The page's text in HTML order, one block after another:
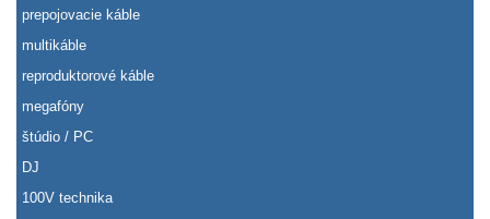
prepojovacie káble
multikáble
reproduktorové káble
megafóny
štúdio / PC
DJ
100V technika